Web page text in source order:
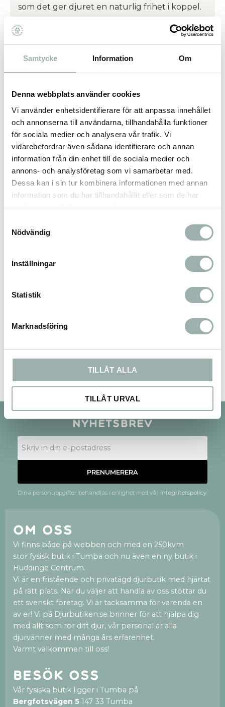
Samtycke Information Om
Denna webbplats använder cookies
Vi använder enhetsidentifierare för att anpassa innehållet
och annonserna till användarna, tillhandahålla funktioner
för sociala medier och analysera vår trafik. Vi
vidarebefordrar även sådana identifierare och annan
information från din enhet till de sociala medier och
annons- och analysföretag som vi samarbetar med.
Dessa kan i sin tur kombinera informationen med annan
information som du har tillhandahållit eller som de har
samlat in när du har använt deras tjänster.
Nödvändig
Inställningar
Statistik
Marknadsföring
TILLÅT ALLA
TILLÅT URVAL
som det ger djuret en naturlig frihet i koppel.
5 m koppel
För hundar upp till 15 kg
Fickformat
Kraftigt band i stark neonfärg
Högreflekterande sidopaneler
Snabbstoppande bromssystem
Kromad karbinhake
Vikt ca 205 g
Flexi på youtube
Nyhetsbrev
PRENUMERERA
Dina personuppgifter behandlas i enlighet med vår integritetspolicy.
Om oss
Vi finns både på webben och med en 250kvm
stor fysisk butik i Tumba och nu även en ny butik i
Huddinge Centrum.
Vi är en fristående och privatägd djurbutik med hjärtat
på rätt plats. När du väljer att handla av oss stöttar du
ett svenskt företag. Vi är tacksamma för varenda en
av er! Vi på Djurbutiken.se brinner för att hjälpa dig
med allt som rör ditt djur, vår personal är alla
djurvänner med många års erfarenhet.
Varmt välkommen till oss!
Besök oss
Vår fysiska butik ligger i Tumba på
Bergfotsvägen 5 147 33 Tumba